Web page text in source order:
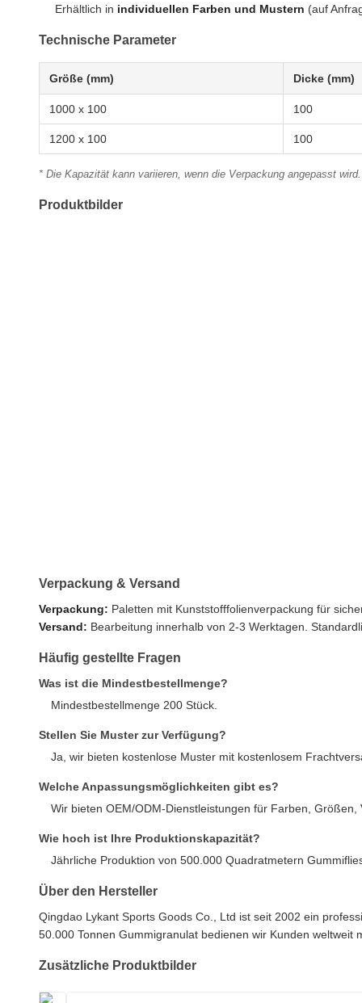
Erhältlich in individuellen Farben und Mustern (auf
Technische Parameter
Größe (mm) Dicke (mm)
1000 x 100 100
1200 x 100 100
* Die Kapazität kann variieren, wenn die Verpackung angepasst
Produktbilder
Verpackung & Versand
Verpackung: Paletten mit Kunststofffolienverpackung für
Versand: Bearbeitung innerhalb von 2-3 Werktagen.
Häufig gestellte Fragen
Was ist die Mindestbestellmenge?
Mindestbestellmenge 200 Stück.
Stellen Sie Muster zur Verfügung?
Ja, wir bieten kostenlose Muster mit kostenlosem
Welche Anpassungsmöglichkeiten gibt es?
Wir bieten OEM/ODM-Dienstleistungen für Farben, Größen,
Wie hoch ist Ihre Produktionskapazität?
Jährliche Produktion von 500.000 Quadratmetern
Über den Hersteller
Qingdao Lykant Sports Goods Co., Ltd ist seit 2002 ein
50.000 Tonnen Gummigranulat bedienen wir Kunden weltweit
Zusätzliche Produktbilder